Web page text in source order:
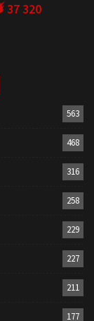
37 320
563
468
316
258
229
227
211
177